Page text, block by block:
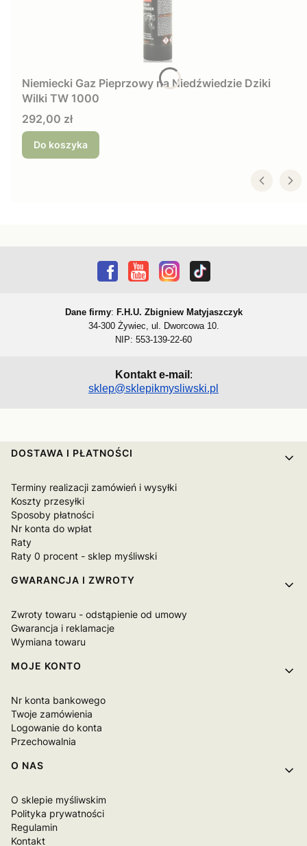
Niemiecki Gaz Pieprzowy na Niedźwiedzie Dziki
Wilki TW 1000
Cena
292,00 zł
Do koszyka
Dane firmy: F.H.U. Zbigniew Matyjaszczyk
34-300 Żywiec, ul. Dworcowa 10.
NIP: 553-139-22-60
Kontakt e-mail :
sklep@sklepikmysliwski.pl
Linki w stopce
DOSTAWA I PŁATNOŚCI
Terminy realizacji zamówień i wysyłki
Koszty przesyłki
Sposoby płatności
Nr konta do wpłat
Raty
Raty 0 procent - sklep myśliwski
GWARANCJA I ZWROTY
Zwroty towaru - odstąpienie od umowy
Gwarancja i reklamacje
Wymiana towaru
MOJE KONTO
Nr konta bankowego
Twoje zamówienia
Logowanie do konta
Przechowalnia
O NAS
O sklepie myśliwskim
Polityka prywatności
Regulamin
Kontakt